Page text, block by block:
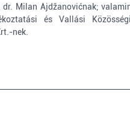
Milan Ajdžanovićnak;
és Vallási
nek.